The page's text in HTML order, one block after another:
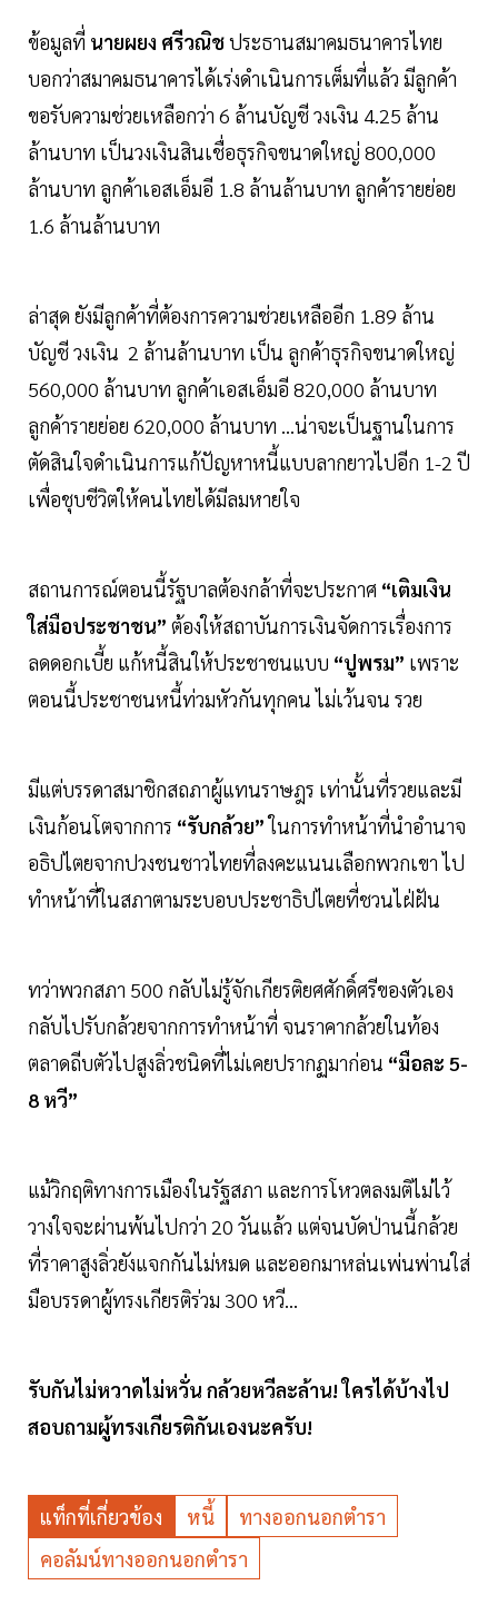
ข้อมูลที่ นายผยง ศรีวณิชประธานสมาคมธนาคารไทย
บอกว่าสมาคมธนาคารได้เร่งดำเนินการเต็มที่แล้ว มีลูกค้า
ขอรับความช่วยเหลือกว่า 6 ล้านบัญชี วงเงิน 4.25 ล้าน
ล้านบาท เป็นวงเงินสินเชื่อธุรกิจขนาดใหญ่ 800,000
ล้านบาท ลูกค้าเอสเอ็มอี 1.8 ล้านล้านบาท ลูกค้ารายย่อย
1.6 ล้านล้านบาท
ล่าสุด ยังมีลูกค้าที่ต้องการความช่วยเหลืออีก 1.89 ล้าน
บัญชี วงเงิน 2 ล้านล้านบาท เป็น ลูกค้าธุรกิจขนาดใหญ่
560,000 ล้านบาท ลูกค้าเอสเอ็มอี 820,000 ล้านบาท
ลูกค้ารายย่อย 620,000 ล้านบาท ...น่าจะเป็นฐานในการ
ตัดสินใจดำเนินการแก้ปัญหาหนี้แบบลากยาวไปอีก 1-2 ปี
เพื่อชุบชีวิตให้คนไทยได้มีลมหายใจ
สถานการณ์ตอนนี้รัฐบาลต้องกล้าที่จะประกาศ “เติมเงิน
ใส่มือประชาชน” ต้องให้สถาบันการเงินจัดการเรื่องการ
ลดดอกเบี้ย แก้หนี้สินให้ประชาชนแบบ “ปูพรม” เพราะ
ตอนนี้ประชาชนหนี้ท่วมหัวกันทุกคน ไม่เว้นจน รวย
มีแต่บรรดาสมาชิกสถภาผู้แทนราษฎร เท่านั้นที่รวยและมี
เงินก้อนโตจากการ “รับกล้วย”ในการทำหน้าที่นำอำนาจ
อธิปไตยจากปวงชนชาวไทยที่ลงคะแนนเลือกพวกเขา ไป
ทำหน้าที่ในสภาตามระบอบประชาธิปไตยที่ชวนไฝ่ฝัน
ทว่าพวกสภา 500 กลับไม่รู้จักเกียรติยศศักดิ์ศรีของตัวเอง
กลับไปรับกล้วยจากการทำหน้าที่ จนราคากล้วยในท้อง
ตลาดถีบตัวไปสูงลิ่วชนิดที่ไม่เคยปรากฏมาก่อน “มือละ 5-
8 หวี”
แม้วิกฤติทางการเมืองในรัฐสภา และการโหวตลงมติไม่ไว้
วางใจจะผ่านพ้นไปกว่า 20 วันแล้ว แต่จนบัดป่านนี้กล้วย
ที่ราคาสูงลิ่วยังแจกกันไม่หมด และออกมาหล่นเพ่นพ่านใส่
มือบรรดาผู้ทรงเกียรติร่วม 300 หวี...
รับกันไม่หวาดไม่หวั่น กล้วยหวีละล้าน! ใครได้บ้างไป
สอบถามผู้ทรงเกียรติกันเองนะครับ!
แท็กที่เกี่ยวข้อง หนี้
ทางออกนอกตำรา
คอลัมน์ทางออกนอกตำรา